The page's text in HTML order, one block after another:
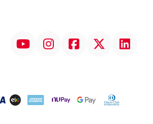
InstagramFacebook Linkedin
ELO AMEX NuPay Google PayDiners Club